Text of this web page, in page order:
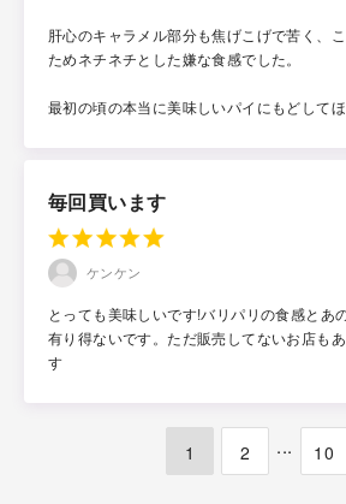
肝心のキャラメル部分も焦げこげで苦く、
ためネチネチとした嫌な食感でした。
最初の頃の本当に美味しいパイにもどしてほ
毎回買います
ケンケン
とっても美味しいです!バリパリの食感とあ
有り得ないです。ただ販売してないお店も
す
1 2 ... 10